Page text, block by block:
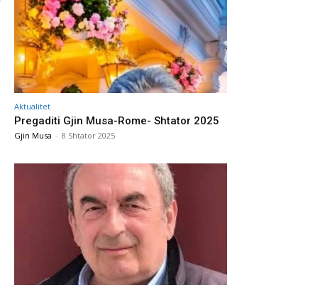
Aktualitet
Pregaditi Gjin Musa-Rome- Shtator 2025
Gjin Musa - 8 Shtator 2025